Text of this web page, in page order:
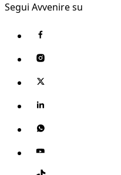
Segui Avvenire su